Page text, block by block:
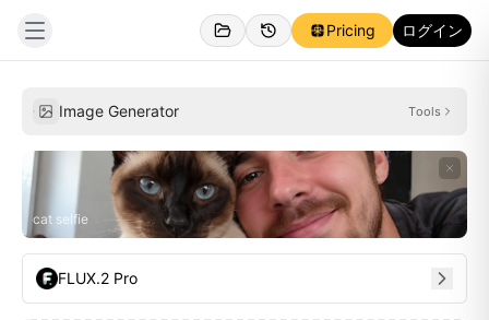
Pricing ログイン
Image Generator Tools
cat selfie
FLUX.2 Pro